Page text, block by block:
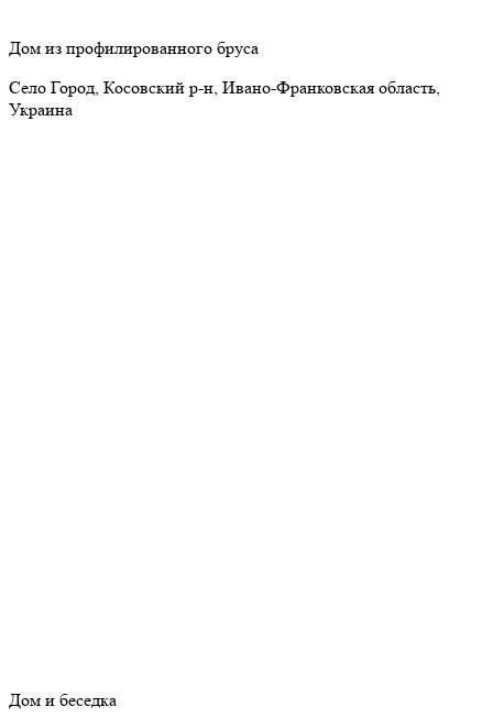
Дом из профилированного бруса
Село Город, Косовский р-н, Ивано-Франковская область,
Украина
Дом и беседка